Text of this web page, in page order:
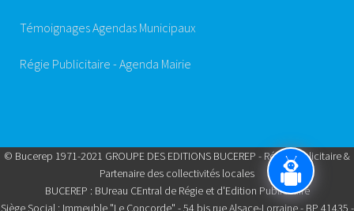
Témoignages Agendas Municipaux
Régie Publicitaire - Agenda Mairie
© Bucerep 1971-2021 GROUPE DES EDITIONS BUCEREP - Régie Publicitaire &
Partenaire des collectivités locales
BUCEREP : BUreau CEntral de Régie et d'Edition Publicitaire
Siège Social : Immeuble "Le Concorde" - 54 bis rue Alsace-Lorraine - BP 41435 -